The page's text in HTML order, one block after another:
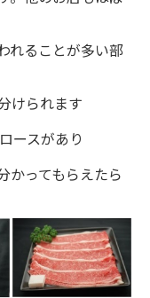
れることが多い部
けられます
ースがあり
かってもらえたら